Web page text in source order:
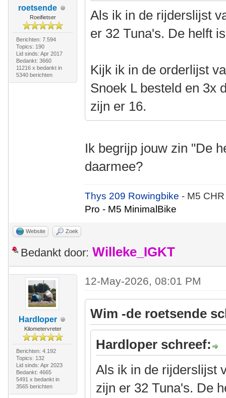
roetsende
Roeifietser
Berichten: 7.594
Topics: 190
Lid sinds: Apr 2017
Bedankt: 3660
11216 x bedankt in
5340 berichten
Als ik in de rijderslijst
er 32 Tuna's. De helft
Kijk ik in de orderlijst
Snoek L besteld en 3x
zijn er 16.
Ik begrijp jouw zin "De
daarmee?
Thys 209 Rowingbike- M5
Pro - M5 MinimalBike
Website Zoek
Bedankt door: Willeke_IGKT
Hardloper
Kilometervreter
Berichten: 4.192
Topics: 132
Lid sinds: Apr 2023
Bedankt: 4665
5491 x bedankt in
3565 berichten
12-May-2026, 08:01 PM
Wim -de roetsende
Hardloper schreef:
Als ik in de rijderslijst
zijn er 32 Tuna's. De